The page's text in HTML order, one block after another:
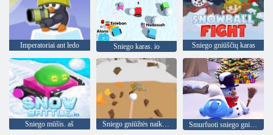
Imperatoriai ant ledo Sniego karas. io Sniego gniūščių karas
Sniego mūšis. aš Sniego gniūžtės naikintojas Smurfuoti sniego gniūžtės